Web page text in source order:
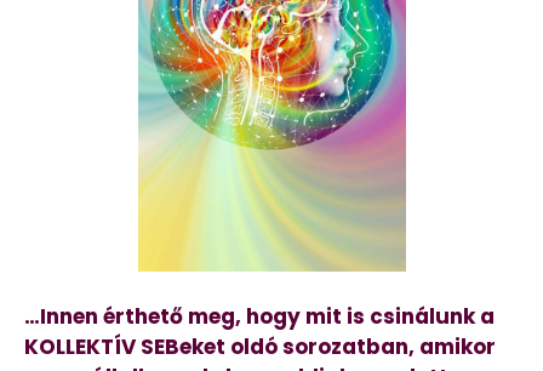
…Innen érthető meg, hogy mit is csinálunk a
KOLLEKTÍV SEBeket oldó sorozatban, amikor